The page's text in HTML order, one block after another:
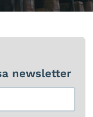
newsletter